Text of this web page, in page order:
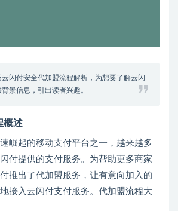
闪付安全代加盟流程解析，为想要了解云闪
景信息，引出读者兴趣。
概述
崛起的移动支付平台之一，越来越多
付提供的支付服务。为帮助更多商家
推出了代加盟服务，让有意向加入的
接入云闪付支付服务。代加盟流程大